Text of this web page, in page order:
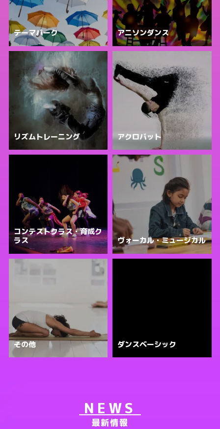
テーマパーク アニソンダンス
リズムトレーニング アクロバット
コンテストクラス・育成ク
ラス
ヴォーカル・ミュージカル
その他 ダンスベーシック
NEWS
最新情報